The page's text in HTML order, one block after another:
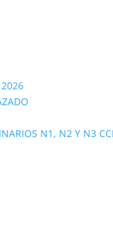
2026
N1, N2 Y N3